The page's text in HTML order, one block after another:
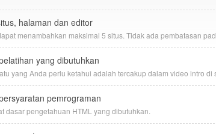
halaman dan editor
menambahkan maksimal 5 situs. Tidak ada pembatasan
yang dibutuhkan
yang Anda perlu ketahui adalah tercakup dalam video intro di
pemrograman
dasar pengetahuan HTML yang dibutuhkan.